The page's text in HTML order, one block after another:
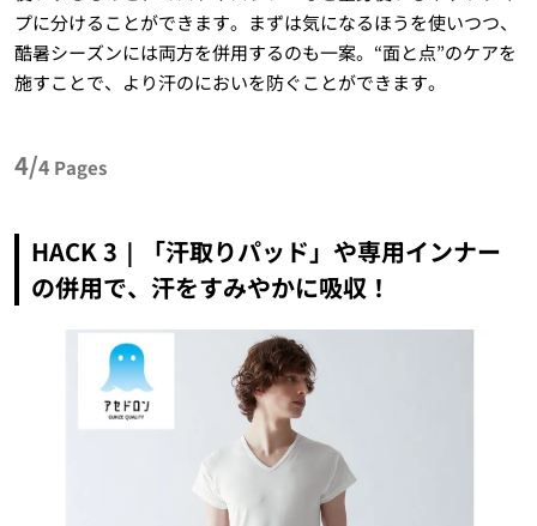
プに分けることができます。まずは気になるほうを使いつつ、
酷暑シーズンには両方を併用するのも一案。“面と点”のケアを
施すことで、より汗のにおいを防ぐことができます。
4/4 Pages
HACK 3｜「汗取りパッド」や専用インナー
の併用で、汗をすみやかに吸収！